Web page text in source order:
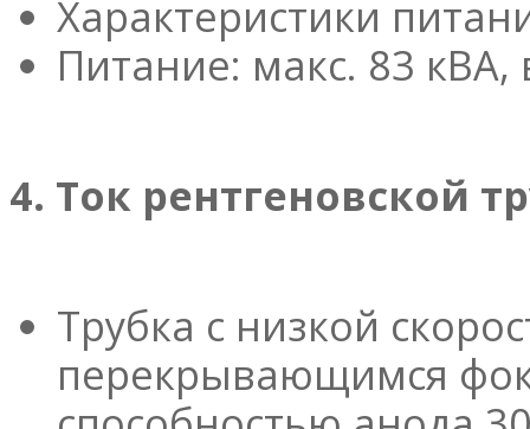
Характеристики
Питание: макс. 83
4. Ток рентгеновской
Трубка с низкой
перекрывающимся